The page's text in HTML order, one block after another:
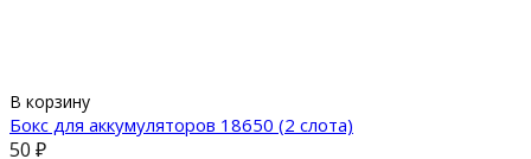
В корзину
Бокс для аккумуляторов 18650 (2 слота)
50 ₽